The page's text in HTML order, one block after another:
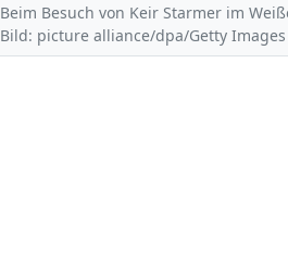
Beim Besuch von Keir Starmer im
Bild: picture alliance/dpa/Getty